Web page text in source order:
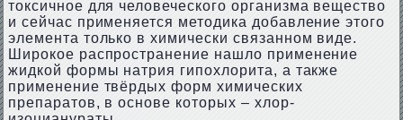
токсичное для человеческого организма вещество
и сейчас применяется методика добавление этого
элемента только в химически связанном виде.
Широкое распространение нашло применение
жидкой формы натрия гипохлорита, а также
применение твёрдых форм химических
препаратов, в основе которых – хлор-